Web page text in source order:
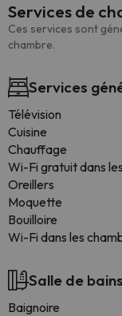
Services de
Ces services sont
chambre.
Services
Télévision
Cuisine
Chauffage
Wi-Fi gratuit dans
Oreillers
Moquette
Bouilloire
Wi-Fi dans les
Salle de bains
Baignoire